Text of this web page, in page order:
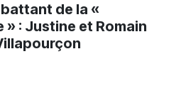
de la «
: Justine et Romain